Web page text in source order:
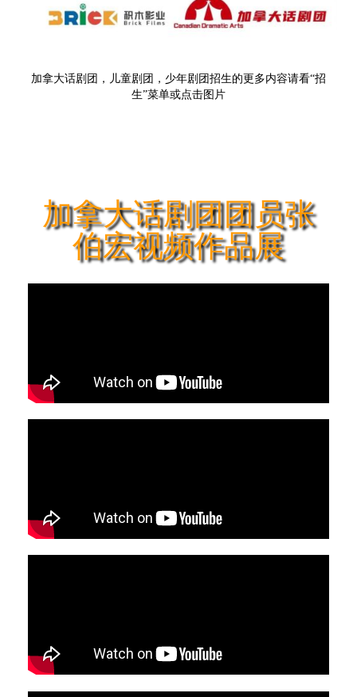
加拿大话剧团，儿童剧团，少年剧团招生的更多内容请看“招
生”菜单或点击图片
加拿大话剧团团员张
伯宏视频作品展